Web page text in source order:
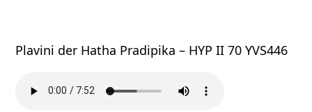
Plavini der Hatha Pradipika – HYP II 70 YVS446